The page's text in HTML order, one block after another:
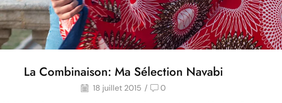
La Combinaison: Ma Sélection Navabi
18 juillet 2015 / 0